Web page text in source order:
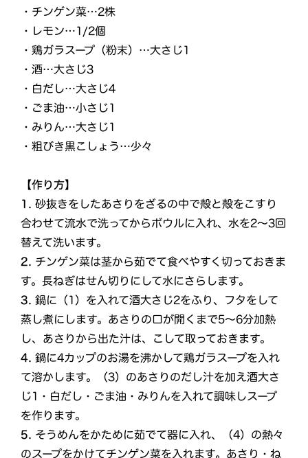
・チンゲン菜…2株
・レモン…1/2個
・鶏ガラスープ（粉末）…大さじ1
・酒…大さじ3
・白だし…大さじ4
・ごま油…小さじ1
・みりん…大さじ1
・粗びき黒こしょう…少々
【作り方】
1.砂抜きをしたあさりをざるの中で殻と殻をこすり
合わせて流水で洗ってからボウルに入れ、水を2〜3回
替えて洗います。
2. チンゲン菜は茎から茹でて食べやすく切っておきま
す。長ねぎはせん切りにして水にさらします。
3. 鍋に（1）を入れて酒大さじ2をふり、フタをして
蒸し煮にします。あさりの口が開くまで5〜6分加熱
し、あさりから出た汁は、こして取っておきます。
4. 鍋に4カップのお湯を沸かして鶏ガラスープを入れ
て溶かします。（3）のあさりのだし汁を加え酒大さ
じ1・白だし・ごま油・みりんを入れて調味しスープ
を作ります。
5. そうめんをかために茹でて器に入れ、（4）の熱々
のスープをかけてチンゲン菜を入れます。あさり・ね